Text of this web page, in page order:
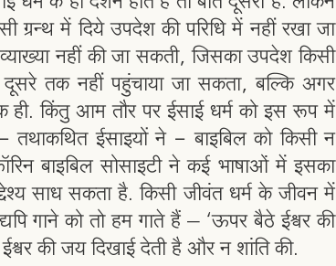
ग्रन्थ में दिये उपदेश की परिधि में नहीं रखा जा
नहीं की जा सकती, जिसका उपदेश किसी
तक नहीं पहुंचाया जा सकता, बल्कि अगर
किंतु आम तौर पर ईसाई धर्म को इस रूप में
तथाकथित ईसाइयों ने - बाइबिल को किसी न
बाइबिल सोसाइटी ने कई भाषाओं में इसका
साध सकता है. किसी जीवंत धर्म के जीवन में
गाने को तो हम गाते हैं – ‘ऊपर बैठे ईश्वर की
की जय दिखाई देती है और न शांति की.